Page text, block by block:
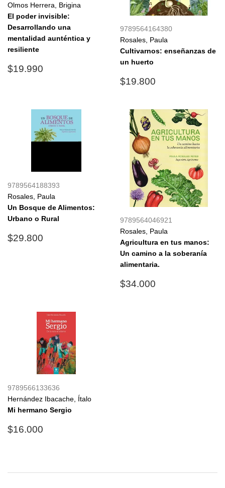
Olmos Herrera, Brigina
El poder invisible:
Desarrollando una
mentalidad aunténtica y
resiliente
Precio
$19.990
9789564164380
Rosales, Paula
Cultivarnos: enseñanzas de
un huerto
Precio
$19.800
9789564188393
Rosales, Paula
Un Bosque de Alimentos:
Urbano o Rural
Precio
$29.800
9789564046921
Rosales, Paula
Agricultura en tus manos:
Un camino a la soberanía
alimentaria.
Precio
$34.000
9789566133636
Hernández Ibacache, Ítalo
Mi hermano Sergio
Precio
$16.000